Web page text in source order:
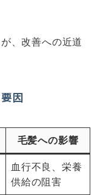
、改善への近道
因
毛髪への影響
血行不良、栄養
供給の阻害